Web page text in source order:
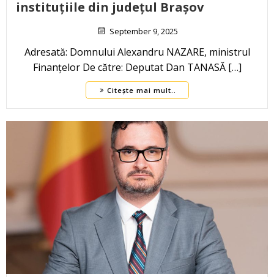
instituțiile din județul Brașov
September 9, 2025
Adresată: Domnului Alexandru NAZARE, ministrul
Finanțelor De către: Deputat Dan TANASĂ […]
Citește mai mult..